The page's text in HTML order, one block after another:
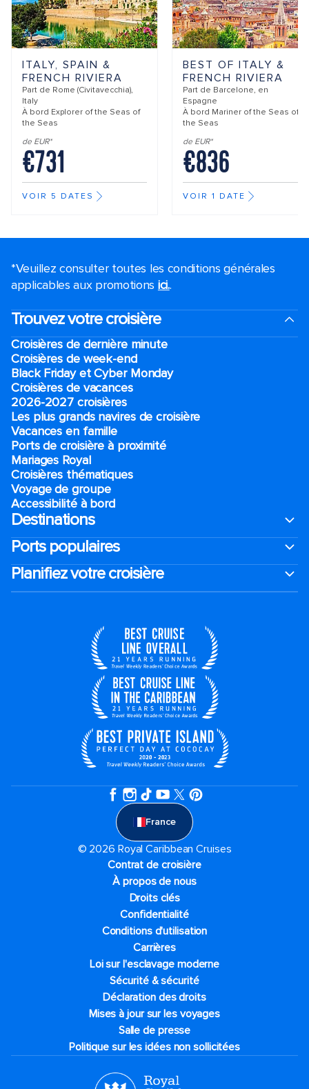
ITALY, SPAIN &
FRENCH RIVIERA
Part de Rome (Civitavecchia),
Italy
À bord Explorer of the Seas of
the Seas
de EUR*
€731
VOIR 5 DATES
BEST OF ITALY &
FRENCH RIVIERA
Part de Barcelone, en
Espagne
À bord Mariner of the Seas of
the Seas
de EUR*
€836
VOIR 1 DATE
*Veuillez consulter toutes les conditions générales
applicables aux promotions ici..
Trouvez votre croisière
Croisières de dernière minute
Croisières de week-end
Black Friday et Cyber Monday
Croisières de vacances
2026-2027 croisières
Les plus grands navires de croisière
Vacances en famille
Ports de croisière à proximité
Mariages Royal
Croisières thématiques
Voyage de groupe​
Accessibilité à bord​
Destinations
Ports populaires
Planifiez votre croisière
France
© 2026 Royal Caribbean Cruises
Contrat de croisière
À propos de nous
Droits clés
Confidentialité
Conditions d'utilisation
Carrières
Loi sur l'esclavage moderne
Sécurité & sécurité
Déclaration des droits
Mises à jour sur les voyages
Salle de presse
Politique sur les idées non sollicitées